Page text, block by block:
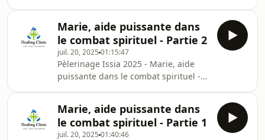
Marie, aide puissante dans
le combat spirituel - Partie 2
juil. 20, 2025 01:15:47
Pèlerinage Issia 2025 - Marie, aide
puissante dans le combat spirituel -
Marie, aide puissante dans
le combat spirituel - Partie 1
juil. 20, 2025 01:40:46